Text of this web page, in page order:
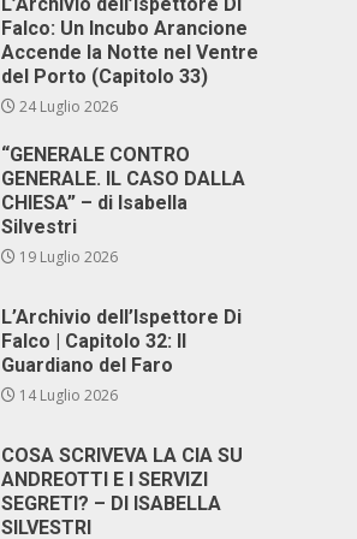
Falco: Un Incubo Arancione
Accende la Notte nel Ventre
del Porto (Capitolo 33)
24 Luglio 2026
“GENERALE CONTRO
GENERALE. IL CASO DALLA
CHIESA” – di Isabella
Silvestri
19 Luglio 2026
L’Archivio dell’Ispettore Di
Falco | Capitolo 32: Il
Guardiano del Faro
14 Luglio 2026
COSA SCRIVEVA LA CIA SU
ANDREOTTI E I SERVIZI
SEGRETI? – DI ISABELLA
SILVESTRI